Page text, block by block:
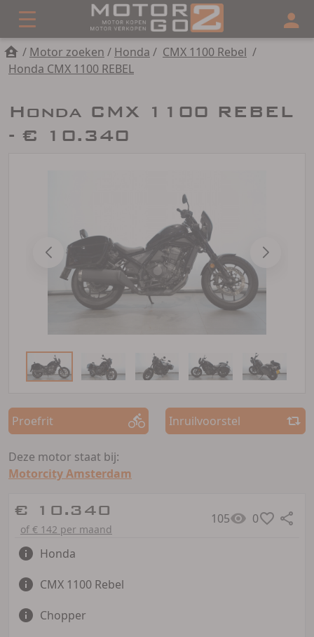
/ Motor zoeken / Honda / CMX 1100 Rebel /
Honda CMX 1100 REBEL
Honda CMX 1100 REBEL
- € 10.340
Proefrit Inruilvoorstel
Deze motor staat bij:
Motorcity Amsterdam
€ 10.340
of € 142 per maand
105 0
Honda
CMX 1100 Rebel
Chopper